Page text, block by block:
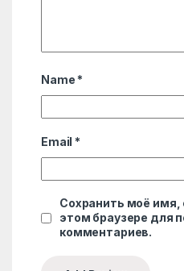
Name *
Email *
Сохранить моё имя,
этом браузере для
комментариев.